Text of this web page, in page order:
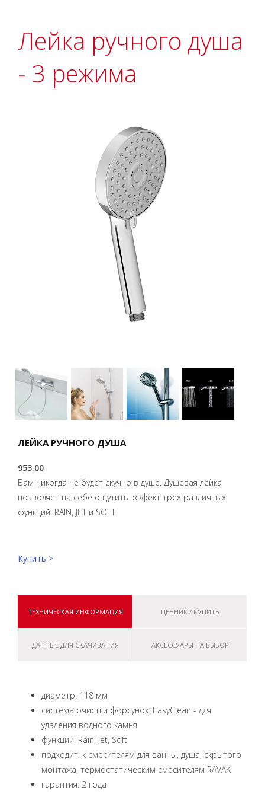
Лейка ручного душа
- 3 режима
ЛЕЙКА РУЧНОГО ДУША
953.00
Вам никогда не будет скучно в душе. Душевая лейка
позволяет на себе ощутить эффект трех различных
функций: RAIN, JET и SOFT.
Купить >
ТЕХНИЧЕСКАЯ ИНФОРМАЦИЯ ЦЕННИК / КУПИТЬ
ДАННЫЕ ДЛЯ СКАЧИВАНИЯ АКСЕССУАРЫ НА ВЫБОР
диаметр: 118 мм
система очистки форсунок: EasyClean - для
удаления водного камня
функции: Rain, Jet, Soft
подходит: к смесителям для ванны, душа, скрытого
монтажа, термостатическим смесителям RAVAK
гарантия: 2 года